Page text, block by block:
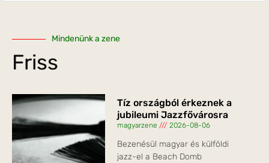
Mindenünk a zene
Friss
Tíz országból érkeznek a
jubileumi Jazzfővárosra
magyarzene 2026-08-06
Bezenésül magyar és külföldi
jazz-el a Beach Domb